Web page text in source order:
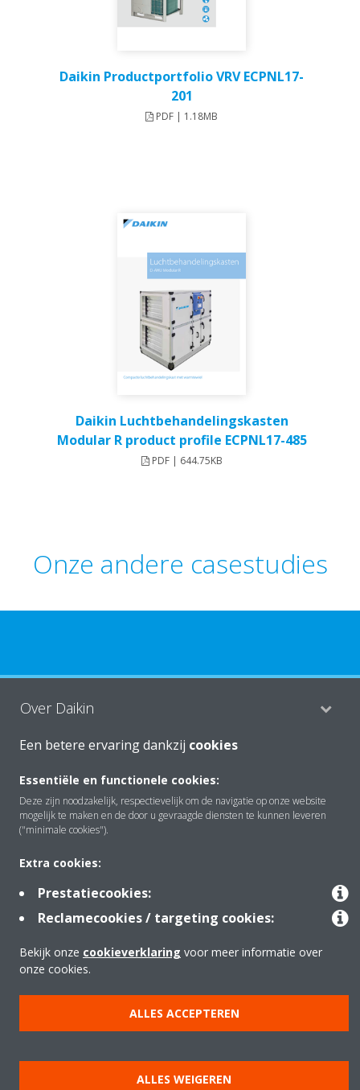
Daikin Productportfolio VRV ECPNL17-
201
PDF | 1.18MB
Daikin Luchtbehandelingskasten
Modular R product profile ECPNL17-485
PDF | 644.75KB
Onze andere casestudies
Over Daikin
Contact
Producten
Copyright © Daikin
Een betere ervaring dankzij cookies
Essentiële en functionele cookies:
Deze zijn noodzakelijk, respectievelijk om de navigatie op onze website
mogelijk te maken en de door u gevraagde diensten te kunnen leveren
("minimale cookies").
Extra cookies:
Prestatiecookies:
Reclamecookies / targeting cookies:
Bekijk onze cookieverklaring voor meer informatie over
onze cookies.
ALLES ACCEPTEREN
ALLES WEIGEREN